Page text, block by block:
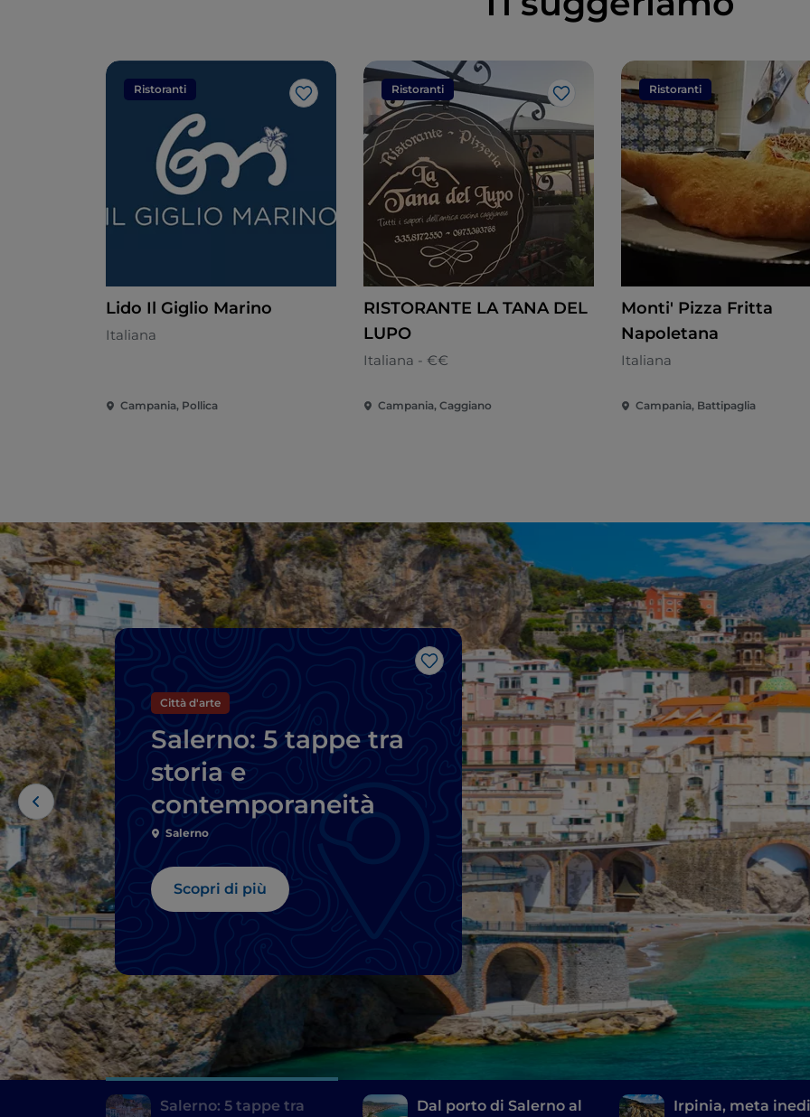
Ristoranti
Like
Lido Il Giglio Marino
Italiana
Campania, Pollica
Ristoranti
Like
RISTORANTE LA TANA DEL
LUPO
Italiana - €€
Campania, Caggiano
Ristoranti
Monti' Pizza Fritta
Napoletana
Italiana
Campania, Battipaglia
Like
Città d'arte
Salerno: 5 tappe tra
storia e
contemporaneità
Salerno
Scopri di più
Salerno: 5 tappe tra
Dal porto di Salerno al
Irpinia, meta